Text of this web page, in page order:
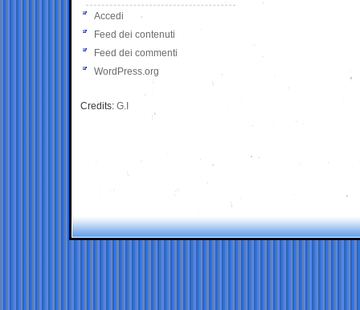
Accedi
Feed dei contenuti
Feed dei commenti
WordPress.org
Credits: G.I